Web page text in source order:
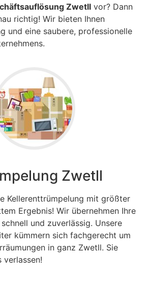
Zwetll vor? Dann
richtig! Wir bieten Ihnen
und eine saubere, professionelle
Zwetll
Kellerenttrümpelung mit größter
Ergebnis! Wir übernehmen Ihre
und zuverlässig. Unsere
kümmern sich fachgerecht um
in ganz Zwetll. Sie
verlassen!